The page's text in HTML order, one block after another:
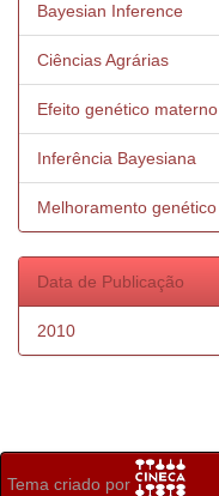
Bayesian Inference
Ciências Agrárias
Efeito genético materno
Inferência Bayesiana
Melhoramento genético
Data de Publicação
2010
Tema criado por